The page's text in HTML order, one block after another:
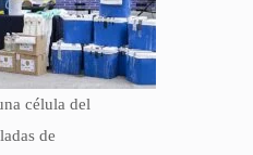
célula del
de